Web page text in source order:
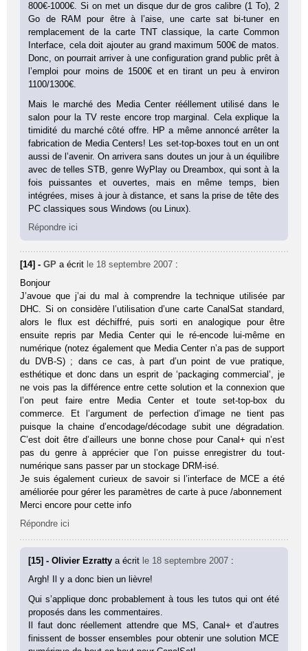
800€-1000€. Si on met un disque dur de gros calibre (1 To), 2
Go de RAM pour être à l’aise, une carte sat bi-tuner en
remplacement de la carte TNT classique, la carte Common
Interface, cela doit ajouter au grand maximum 500€ de matos.
Donc, on pourrait arriver à une configuration grand public prêt à
l’emploi pour moins de 1500€ et en tirant un peu à environ
1100/1300€.
Mais le marché des Media Center rééllement utilisé dans le
salon pour la TV reste encore trop marginal. Cela explique la
timidité du marché côté offre. HP a même annoncé arrêter la
fabrication de Media Centers! Les set-top-boxes tout en un ont
aussi de l’avenir. On arrivera sans doutes un jour à un équilibre
avec de telles STB, genre WyPlay ou Dreambox, qui sont à la
fois puissantes et ouvertes, mais en même temps, bien
intégrées, mises à jour à distance, et sans la prise de tête des
PC classiques sous Windows (ou Linux).
Répondre ici
[14] -GP a écrit le 18 septembre 2007 :
Bonjour
J’avoue que j’ai du mal à comprendre la technique utilisée par
DHC. Si on considère l’utilisation d’une carte CanalSat standard,
alors le flux est déchiffré, puis sorti en analogique pour être
ensuite repris par Media Center qui le ré-encode lui-même en
numérique (notez également que Media Center n’a pas de support
du DVB-S) ; dans ce cas, à part d’un point de vue pratique,
esthétique et donc dans un esprit de ‘packaging commercial’, je
ne vois pas la différence entre cette solution et la connexion que
l’on peut faire entre Media Center et toute set-top-box du
commerce. Et l’argument de perfection d’image ne tient pas
puisque la chaine d’encodage/décodage subit une dégradation.
C’est doit être d’ailleurs une bonne chose pour Canal+ qui n’est
pas du genre à apprécier que l’on puisse enregistrer du tout-
numérique sans passer par un stockage DRM-isé.
Je suis également curieux de savoir si l’interface de MCE a été
améliorée pour gérer les paramètres de carte à puce /abonnement
Merci encore pour cette info
Répondre ici
[15] - Olivier Ezrattya écrit le 18 septembre 2007 :
Argh! Il y a donc bien un lièvre!
Qui s’applique donc probablement à tous les tutos qui ont été
proposés dans les commentaires.
Il faut donc réellement attendre que MS, Canal+ et d’autres
finissent de bosser ensembles pour obtenir une solution MCE